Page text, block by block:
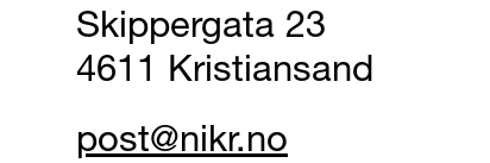
Skippergata 23
4611 Kristiansand
post@nikr.no